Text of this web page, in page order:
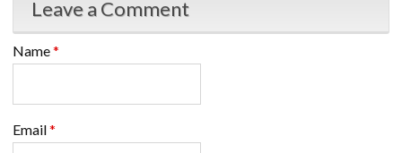
Leave a Comment
Name*
Email*